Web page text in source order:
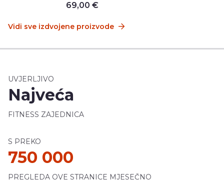
69,00 €
Vidi sve izdvojene proizvode
UVJERLJIVO
Najveća
FITNESS ZAJEDNICA
S PREKO
750 000
PREGLEDA OVE STRANICE MJESEČNO